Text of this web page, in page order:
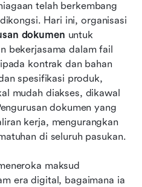
telah berkembang
Hari ini, organisasi
dokumen untuk
bekerjasama dalam fail
kontrak dan bahan
spesifikasi produk,
mudah diakses, dikawal
dokumen yang
kerja, mengurangkan
di seluruh pasukan.
maksud
era digital, bagaimana ia
terbaik yang
alat pengurusan
dokumen meningkatkan